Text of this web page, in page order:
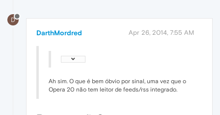
D
DarthMordred Apr 26, 2014, 7:55 AM
Ah sim. O que é bem óbvio por sinal, uma vez que o
Opera 20 não tem leitor de feeds/rss integrado.